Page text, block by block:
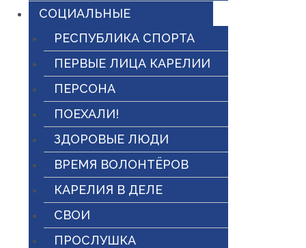
СОЦИАЛЬНЫЕ
РЕСПУБЛИКА СПОРТА
ПЕРВЫЕ ЛИЦА КАРЕЛИИ
ПЕРСОНА
ПОЕХАЛИ!
ЗДОРОВЫЕ ЛЮДИ
ВРЕМЯ ВОЛОНТЁРОВ
КАРЕЛИЯ В ДЕЛЕ
СВОИ
ПРОСЛУШКА